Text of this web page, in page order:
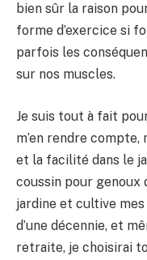
bien sûr la raison
forme d’exercice si
parfois les
sur nos muscles.
Je suis tout à fait
m’en rendre
et la facilité dans le
coussin pour genoux
jardine et cultive
d’une décennie, et
retraite, je choisirai